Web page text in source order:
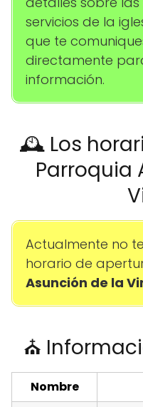
servicios de la
que te
directamente
información.
🕰️ Los
Parroquia
Actualmente no
horario de
Asunción de la
⛪
Nombre